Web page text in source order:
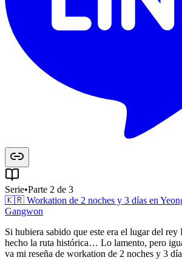
Serie•Parte 2 de 3
🇰🇷 Workation de 2 noches y 3 días en
Gangwon
Si hubiera sabido que este era el lugar del
hecho la ruta histórica… Lo lamento, pero
va mi reseña de workation de 2 noches y 3